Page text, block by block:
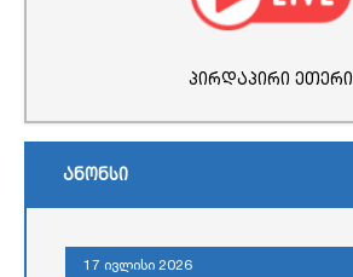
პირდაპირი ეთერი
ანონსი
17 ივლისი 2026